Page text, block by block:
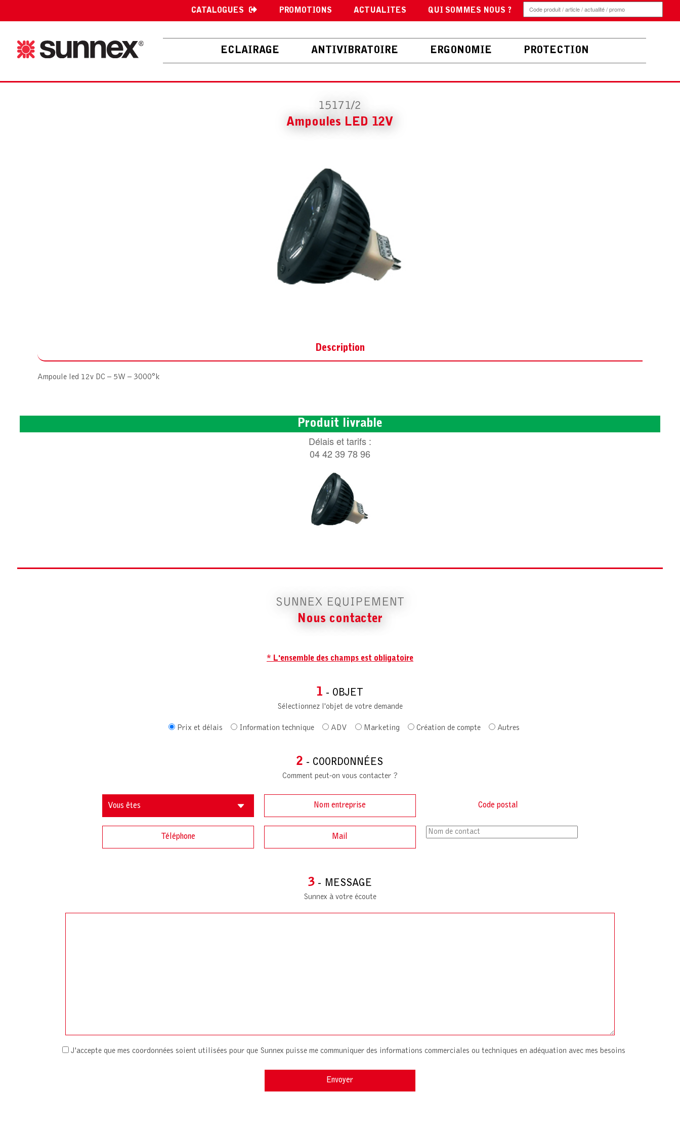
CATALOGUES PROMOTIONS ACTUALITES QUI SOMMES NOUS ?
ECLAIRAGE ANTIVIBRATOIRE ERGONOMIE PROTECTION
15171/2
Ampoules LED 12V
Description
Ampoule led 12v DC – 5W – 3000°k
Produit livrable
Délais et tarifs :
04 42 39 78 96
SUNNEX EQUIPEMENT
Nous contacter
* L'ensemble des champs est obligatoire
1 - OBJET
Sélectionnez l'objet de votre demande
Prix et délais Information technique ADV Marketing Création de compte Autres
2 - COORDONNÉES
Comment peut-on vous contacter ?
3- MESSAGE
Sunnex à votre écoute
J'accepte que mes coordonnées soient utilisées pour que Sunnex puisse me communiquer des informations commerciales ou techniques en adéquation avec mes besoins